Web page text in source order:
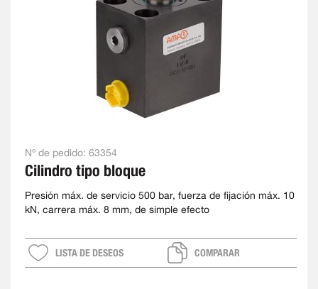
Nº de pedido: 63354
Cilindro tipo bloque
Presión máx. de servicio 500 bar, fuerza de fijación máx. 10
kN, carrera máx. 8 mm, de simple efecto
LISTA DE DESEOS COMPARAR